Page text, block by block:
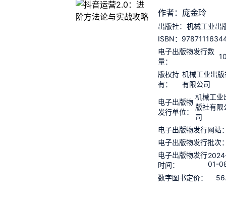
作者：庞金玲
出版社： 机械工业出
ISBN：
电子出版物发行数
量：
版权持
有：
机械工业出
有限公司
电子出版物
发行单位：
机械工业
版社有限
司
电子出版物发行网站
电子出版物发行批次
电子出版物发行
时间：
01-
数字图书定价：